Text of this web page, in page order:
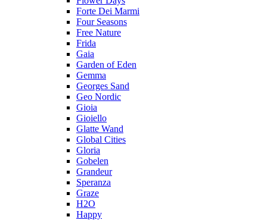
Forte Dei Marmi
Four Seasons
Free Nature
Frida
Gaia
Garden of Eden
Gemma
Georges Sand
Geo Nordic
Gioia
Gioiello
Glatte Wand
Global Cities
Gloria
Gobelen
Grandeur
Speranza
Graze
H2O
Happy